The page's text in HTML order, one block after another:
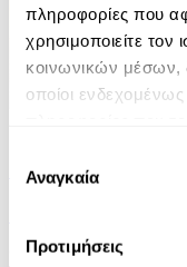
πληροφορίες που
χρησιμοποιείτε
κοινωνικών μέσων,
οποίοι
των υπηρεσιών τους.
συγκατάθεσης
Αναγκαία
Προτιμήσεις
Το Πετράδι του
9.90€